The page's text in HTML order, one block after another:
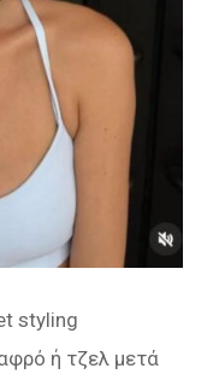
styling
ή τζελ μετά